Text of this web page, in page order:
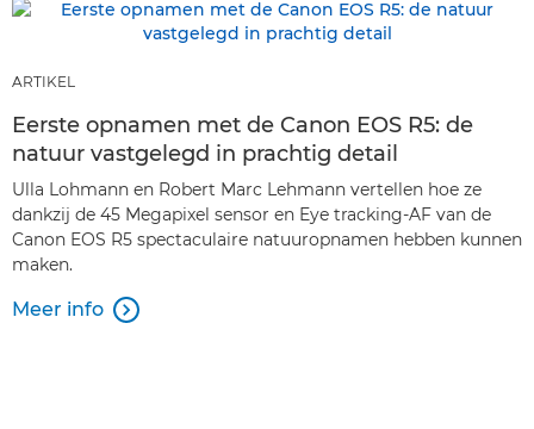
ARTIKEL
Eerste opnamen met de Canon EOS R5: de
natuur vastgelegd in prachtig detail
Ulla Lohmann en Robert Marc Lehmann vertellen hoe ze
dankzij de 45 Megapixel sensor en Eye tracking-AF van de
Canon EOS R5 spectaculaire natuuropnamen hebben kunnen
maken.
Meer info 